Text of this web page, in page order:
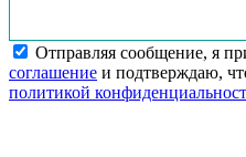
Отправляя сообщение, я
соглашение и подтверждаю,
политикой